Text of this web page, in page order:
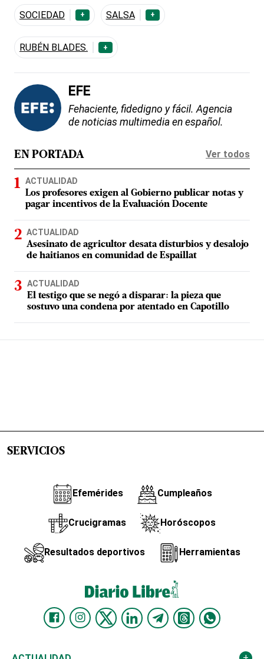
SOCIEDAD + SALSA +
RUBÉN BLADES. +
EFE
Fehaciente, fidedigno y fácil. Agencia
de noticias multimedia en español.
EN PORTADA Ver todos
ACTUALIDAD
Los profesores exigen al Gobierno publicar notas y
pagar incentivos de la Evaluación Docente
ACTUALIDAD
Asesinato de agricultor desata disturbios y desalojo
de haitianos en comunidad de Espaillat
ACTUALIDAD
El testigo que se negó a disparar: la pieza que
sostuvo una condena por atentado en Capotillo
SERVICIOS
Efemérides Cumpleaños
Crucigramas Horóscopos
Resultados deportivos Herramientas